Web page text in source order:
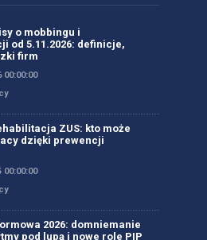
o mobbingu i
od 5.11.2026: definicje,
firm
00:00:00
ZUS: kto może
dzięki prewencji
00:00:00
2026: domniemanie
pod lupą i nowe role PIP